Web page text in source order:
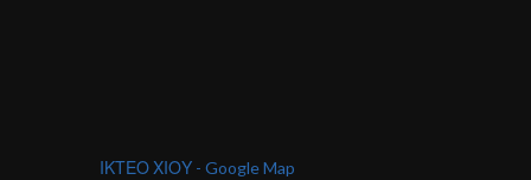
ΙΚΤΕΟ ΧΙΟΥ - Google Map